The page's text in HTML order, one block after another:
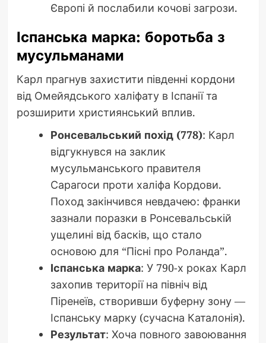
Європі й послабили кочові загрози.
Іспанська марка: боротьба з
мусульманами
Карл прагнув захистити південні кордони
від Омейядського халіфату в Іспанії та
розширити християнський вплив.
Ронсевальський похід (778): Карл
відгукнувся на заклик
мусульманського правителя
Сарагоси проти халіфа Кордови.
Поход закінчився невдачею: франки
зазнали поразки в Ронсевальській
ущелині від басків, що стало
основою для “Пісні про Роланда”.
Іспанська марка: У 790-х роках Карл
захопив території на північ від
Піренеїв, створивши буферну зону —
Іспанську марку (сучасна Каталонія).
Результат: Хоча повного завоювання